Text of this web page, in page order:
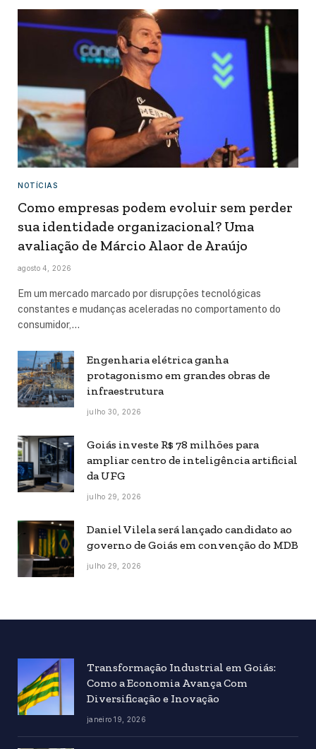
NOTÍCIAS
Como empresas podem evoluir sem perder
sua identidade organizacional? Uma
avaliação de Márcio Alaor de Araújo
agosto 4, 2026
Em um mercado marcado por disrupções tecnológicas
constantes e mudanças aceleradas no comportamento do
consumidor,…
Engenharia elétrica ganha
protagonismo em grandes obras de
infraestrutura
julho 30, 2026
Goiás investe R$ 78 milhões para
ampliar centro de inteligência artificial
da UFG
julho 29, 2026
Daniel Vilela será lançado candidato ao
governo de Goiás em convenção do MDB
julho 29, 2026
Transformação Industrial em Goiás:
Como a Economia Avança Com
Diversificação e Inovação
janeiro 19, 2026